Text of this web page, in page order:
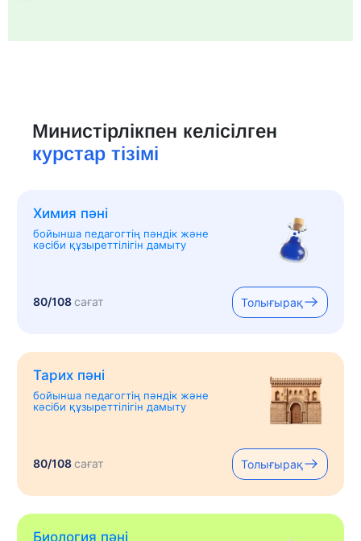
Министірлікпен келісілген
курстар тізімі
Химия пәні
бойынша педагогтің пәндік және
кәсіби құзыреттілігін дамыту
80/108сағат Толығырақ
Тарих пәні
бойынша педагогтің пәндік және
кәсіби құзыреттілігін дамыту
80/108сағат Толығырақ
Биология пәні